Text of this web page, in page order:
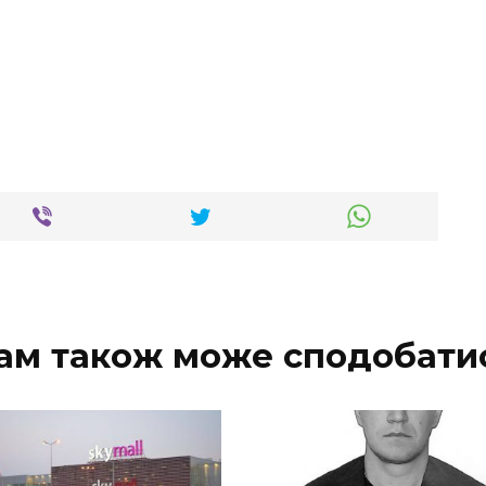
також може